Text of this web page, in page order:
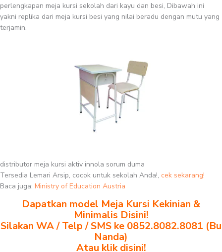
perlengkapan meja kursi sekolah dari kayu dan besi, Dibawah ini
yakni replika dari meja kursi besi yang nilai beradu dengan mutu yang
terjamin.
distributor meja kursi aktiv innola sorum duma
Tersedia Lemari Arsip, cocok untuk sekolah Anda!, cek sekarang!
Baca juga: Ministry of Education Austria
Dapatkan model Meja Kursi Kekinian &
Minimalis Disini!
Silakan WA / Telp / SMS ke 0852.8082.8081 (Bu
Nanda)
Atau klik disini!